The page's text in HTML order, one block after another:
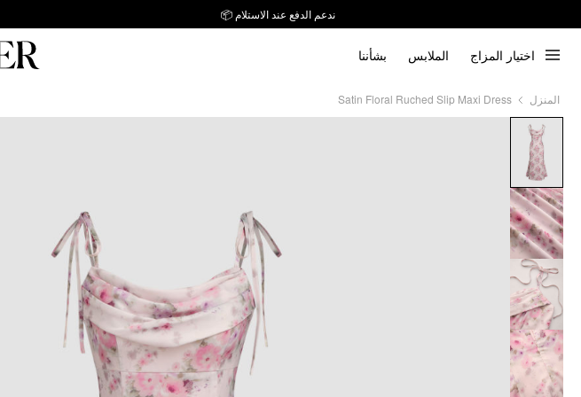
ندعم الدفع عند الاستلام 📦
اختيار المزاج الملابس بشأننا
المنزل Satin Floral Ruched Slip Maxi Dress